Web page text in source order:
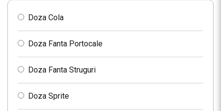
Doza Cola
Doza Fanta Portocale
Doza Fanta Struguri
Doza Sprite